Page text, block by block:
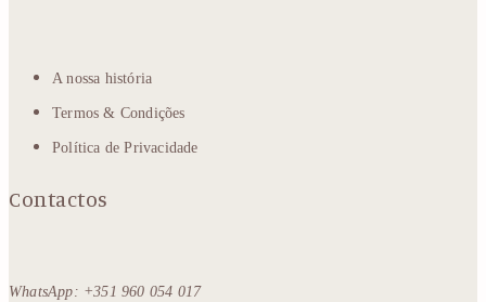
A nossa história
Termos & Condições
Política de Privacidade
Contactos
WhatsApp: +351 960 054 017